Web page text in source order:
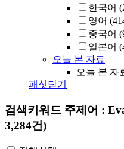
한국어
영어
중국어
일본어
오늘 본 자료
오늘 본 자
패싯닫기
검색키워드 주제어 :
3,284건)